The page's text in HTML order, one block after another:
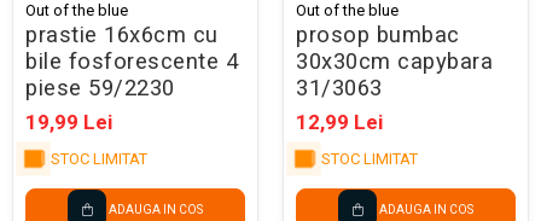
Out of the blue
prastie 16x6cm cu
bile fosforescente 4
piese 59/2230
19,99 Lei
STOC LIMITAT
ADAUGA IN COS
Out of the blue
prosop bumbac
30x30cm capybara
31/3063
12,99 Lei
STOC LIMITAT
ADAUGA IN COS